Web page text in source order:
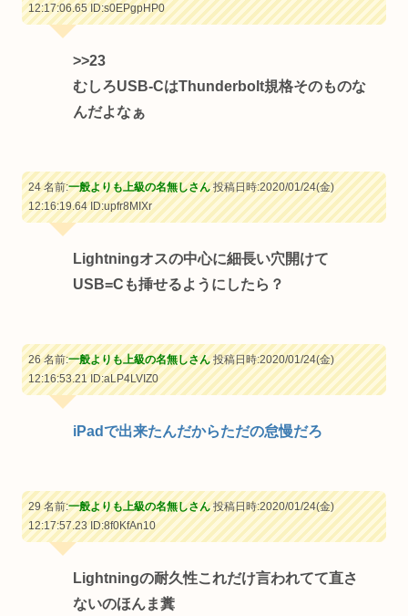
12:17:06.65ID:s0EPgpHP0
>>23
むしろUSB-CはThunderbolt規格そのものな
んだよなぁ
24 名前:一般よりも上級の名無しさん投稿日時:2020/01/24(金)
12:16:19.64ID:upfr8MIXr
Lightningオスの中心に細長い穴開けて
USB=Cも挿せるようにしたら？
26 名前:一般よりも上級の名無しさん投稿日時:2020/01/24(金)
12:16:53.21ID:aLP4LVIZ0
iPadで出来たんだからただの怠慢だろ
29 名前:一般よりも上級の名無しさん投稿日時:2020/01/24(金)
12:17:57.23ID:8f0KfAn10
Lightningの耐久性これだけ言われてて直さ
ないのほんま糞